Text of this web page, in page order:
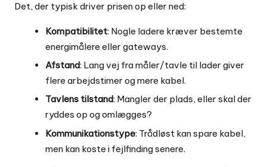
Det, der typisk driver prisen op eller ned:
Kompatibilitet: Nogle ladere kræver bestemte
energimålere eller gateways.
Afstand: Lang vej fra måler/tavle til lader giver
flere arbejdstimer og mere kabel.
Tavlens tilstand: Mangler der plads, eller skal der
ryddes op og omlægges?
Kommunikationstype: Trådløst kan spare kabel,
men kan koste i fejlfinding senere.